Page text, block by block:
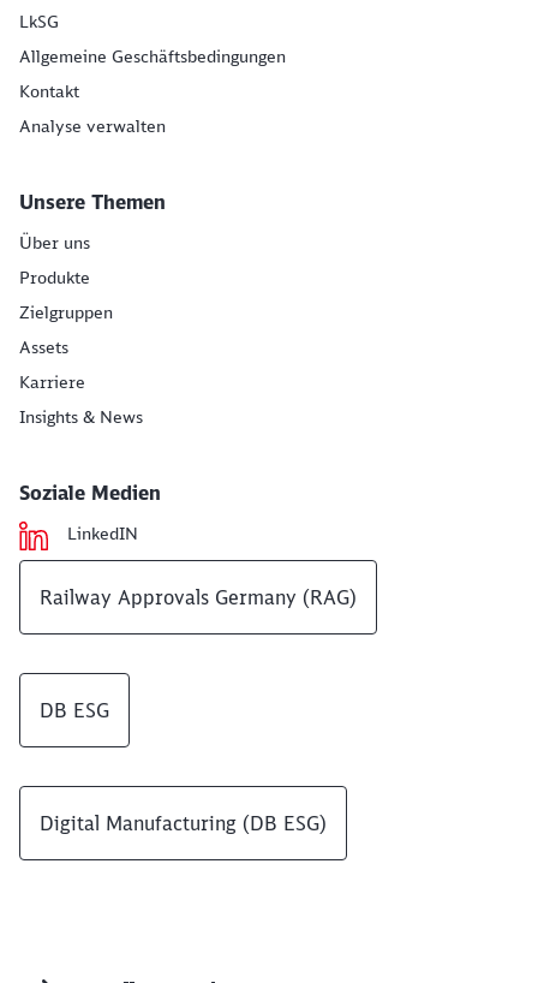
LkSG
Allgemeine Geschäftsbedingungen
Kontakt
Analyse verwalten
Unsere Themen
Über uns
Produkte
Zielgruppen
Assets
Karriere
Insights & News
Soziale Medien
LinkedIN
Railway Approvals Germany (RAG)
DB ESG
Digital Manufacturing (DB ESG)